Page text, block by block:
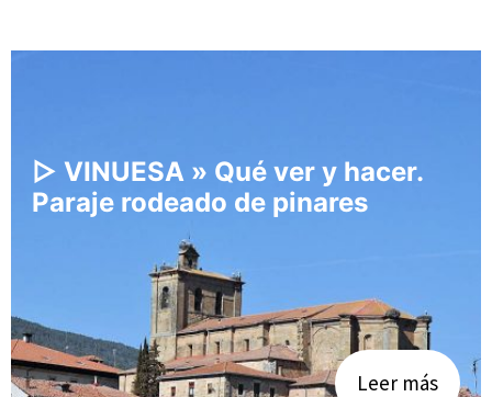
▷ VINUESA » Qué ver y hacer.
Paraje rodeado de pinares
Leer más